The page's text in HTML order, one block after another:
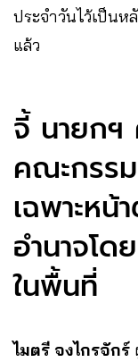
ประจำวันไว้เป็นห
แล้ว
จี้ นายกฯ
คณะกรร
เฉพาะหน้
อำนาจโ
ในพื้นที่
ไมตรี จงไกรจักร์